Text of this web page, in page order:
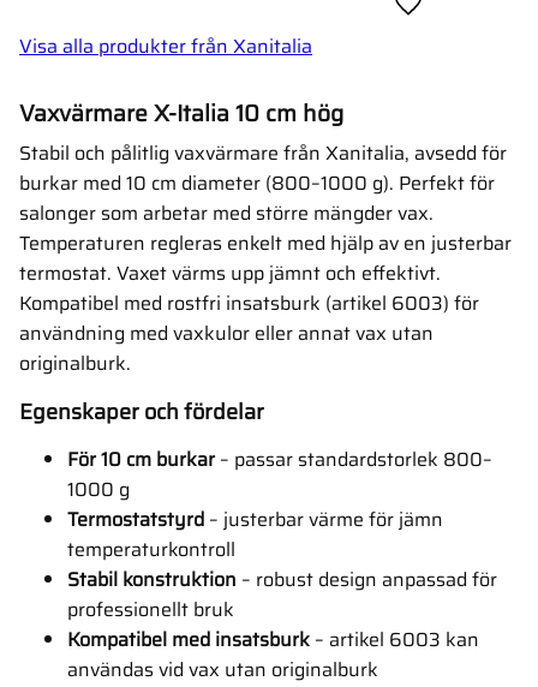
Lägg till i
Visa alla produkter från Xanitalia
Vaxvärmare X-Italia 10 cm hög
Stabil och pålitlig vaxvärmare från Xanitalia, avsedd för
burkar med 10 cm diameter (800–1000 g). Perfekt för
salonger som arbetar med större mängder vax.
Temperaturen regleras enkelt med hjälp av en justerbar
termostat. Vaxet värms upp jämnt och effektivt.
Kompatibel med rostfri insatsburk (artikel 6003) för
användning med vaxkulor eller annat vax utan
originalburk.
Egenskaper och fördelar
För 10 cm burkar – passar standardstorlek 800–
1000 g
Termostatstyrd – justerbar värme för jämn
temperaturkontroll
Stabil konstruktion – robust design anpassad för
professionellt bruk
Kompatibel med insatsburk – artikel 6003 kan
användas vid vax utan originalburk